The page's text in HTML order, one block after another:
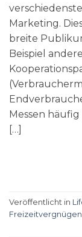
Marketing.
breite
Beispiel
Messen
[…]
Veröffentlicht in
Freizeitvergnügen